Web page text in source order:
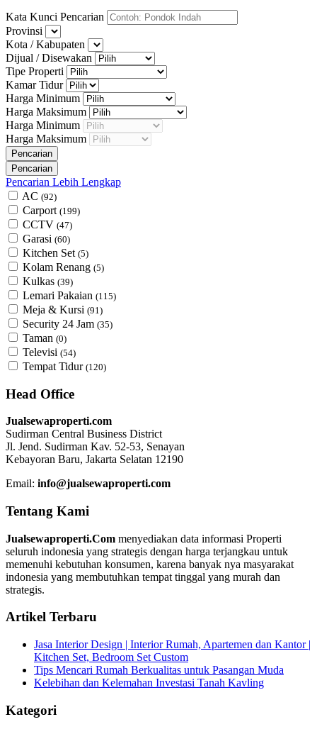
Kata Kunci Pencarian
Provinsi
Kota / Kabupaten
Dijual / Disewakan
Tipe Properti
Kamar Tidur
Harga Minimum
Harga Maksimum
Harga Minimum
Harga Maksimum
Pencarian Lebih Lengkap
AC (92)
Carport (199)
CCTV (47)
Garasi (60)
Kitchen Set (5)
Kolam Renang (5)
Kulkas (39)
Lemari Pakaian (115)
Meja & Kursi (91)
Security 24 Jam (35)
Taman (0)
Televisi (54)
Tempat Tidur (120)
Head Office
Jualsewaproperti.com
Sudirman Central Business District
Jl. Jend. Sudirman Kav. 52-53, Senayan
Kebayoran Baru, Jakarta Selatan 12190
Email: info@jualsewaproperti.com
Tentang Kami
Jualsewaproperti.Com menyediakan data informasi Properti
seluruh indonesia yang strategis dengan harga terjangkau untuk
memenuhi kebutuhan konsumen, karena banyak nya masyarakat
indonesia yang membutuhkan tempat tinggal yang murah dan
strategis.
Artikel Terbaru
Jasa Interior Design | Interior Rumah, Apartemen dan Kantor |
Kitchen Set, Bedroom Set Custom
Tips Mencari Rumah Berkualitas untuk Pasangan Muda
Kelebihan dan Kelemahan Investasi Tanah Kavling
Kategori